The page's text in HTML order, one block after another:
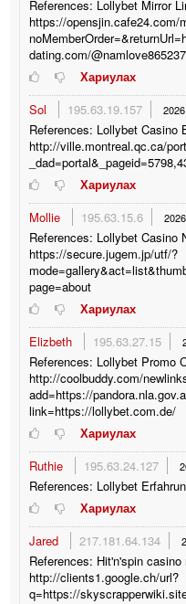
References: Lollybet Mirror
https://opensjin.cafe24.com/
dating.com/
Хариулах
Sol
195.63.19.157
References: Lollybet Casino
http://ville.montreal.qc.ca/
Хариулах
Mollie
195.63.15.6
References: Lollybet Casino
https://secure.jugem.jp/utf/?
page=about
Хариулах
Elizbeth
195.63.27.15
References: Lollybet Promo
http://coolbuddy.com/
add=https://
link=https://lollybet.com.de/
Хариулах
Ruthie
195.63.24.127
References: Lollybet
Хариулах
Jared
217.181.64.134
References: Hit'n'spin
http://clients1.google.ch/url?
q=https://